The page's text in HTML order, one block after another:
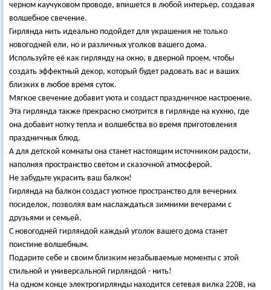
черном каучуковом проводе, впишется в любой интерьер, создавая
волшебное свечение.
Гирлянда нить идеально подойдет для украшения не только
новогодней ели, но и различных уголков вашего дома.
Используйте её как гирлянду на окно, в дверной проем, чтобы
создать эффектный декор, который будет радовать вас и ваших
близких в любое время суток.
Мягкое свечение добавит уюта и создаст праздничное настроение.
Эта гирлянда также прекрасно смотрится в гирлянде на кухню, где
она добавит нотку тепла и волшебства во время приготовления
праздничных блюд.
А для детской комнаты она станет настоящим источником радости,
наполняя пространство светом и сказочной атмосферой.
Не забудьте украсить ваш балкон!
Гирлянда на балкон создаст уютное пространство для вечерних
посиделок, позволяя вам наслаждаться зимними вечерами с
друзьями и семьей.
С новогодней гирляндой каждый уголок вашего дома станет
поистине волшебным.
Подарите себе и своим близким незабываемые моменты с этой
стильной и универсальной гирляндой - нить!
На одном конце электрогирлянды находится сетевая вилка 220В, на